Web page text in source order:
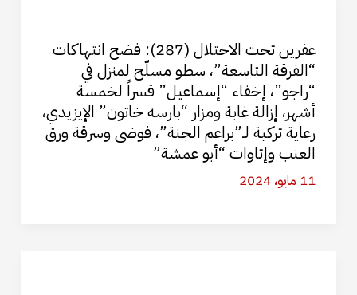
عفرين تحت الاحتلال (287): فضح انتهاكات
“الفرقة التاسعة”، سطو مسلّح لمنزل في
“راجو”، إخفاء “إسماعيل” قسراً لخمسة
أشهر، إزالة غابة ومزار “بارسه خاتون” الإيزيدي،
رعاية تركية لـ”براعم الجنة”، فوضى وسرقة ورق
العنب وإتاوات “أبو عمشة”
11 مايو، 2024